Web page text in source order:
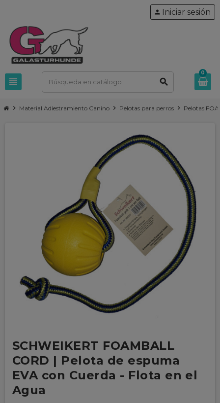
view_headline search
person Iniciar sesión
0
chevron_right Material Adiestramiento Canino chevron_right Pelotas para perros chevron_right Pelotas
SCHWEIKERT FOAMBALL
CORD | Pelota de espuma
EVA con Cuerda - Flota en el
Agua